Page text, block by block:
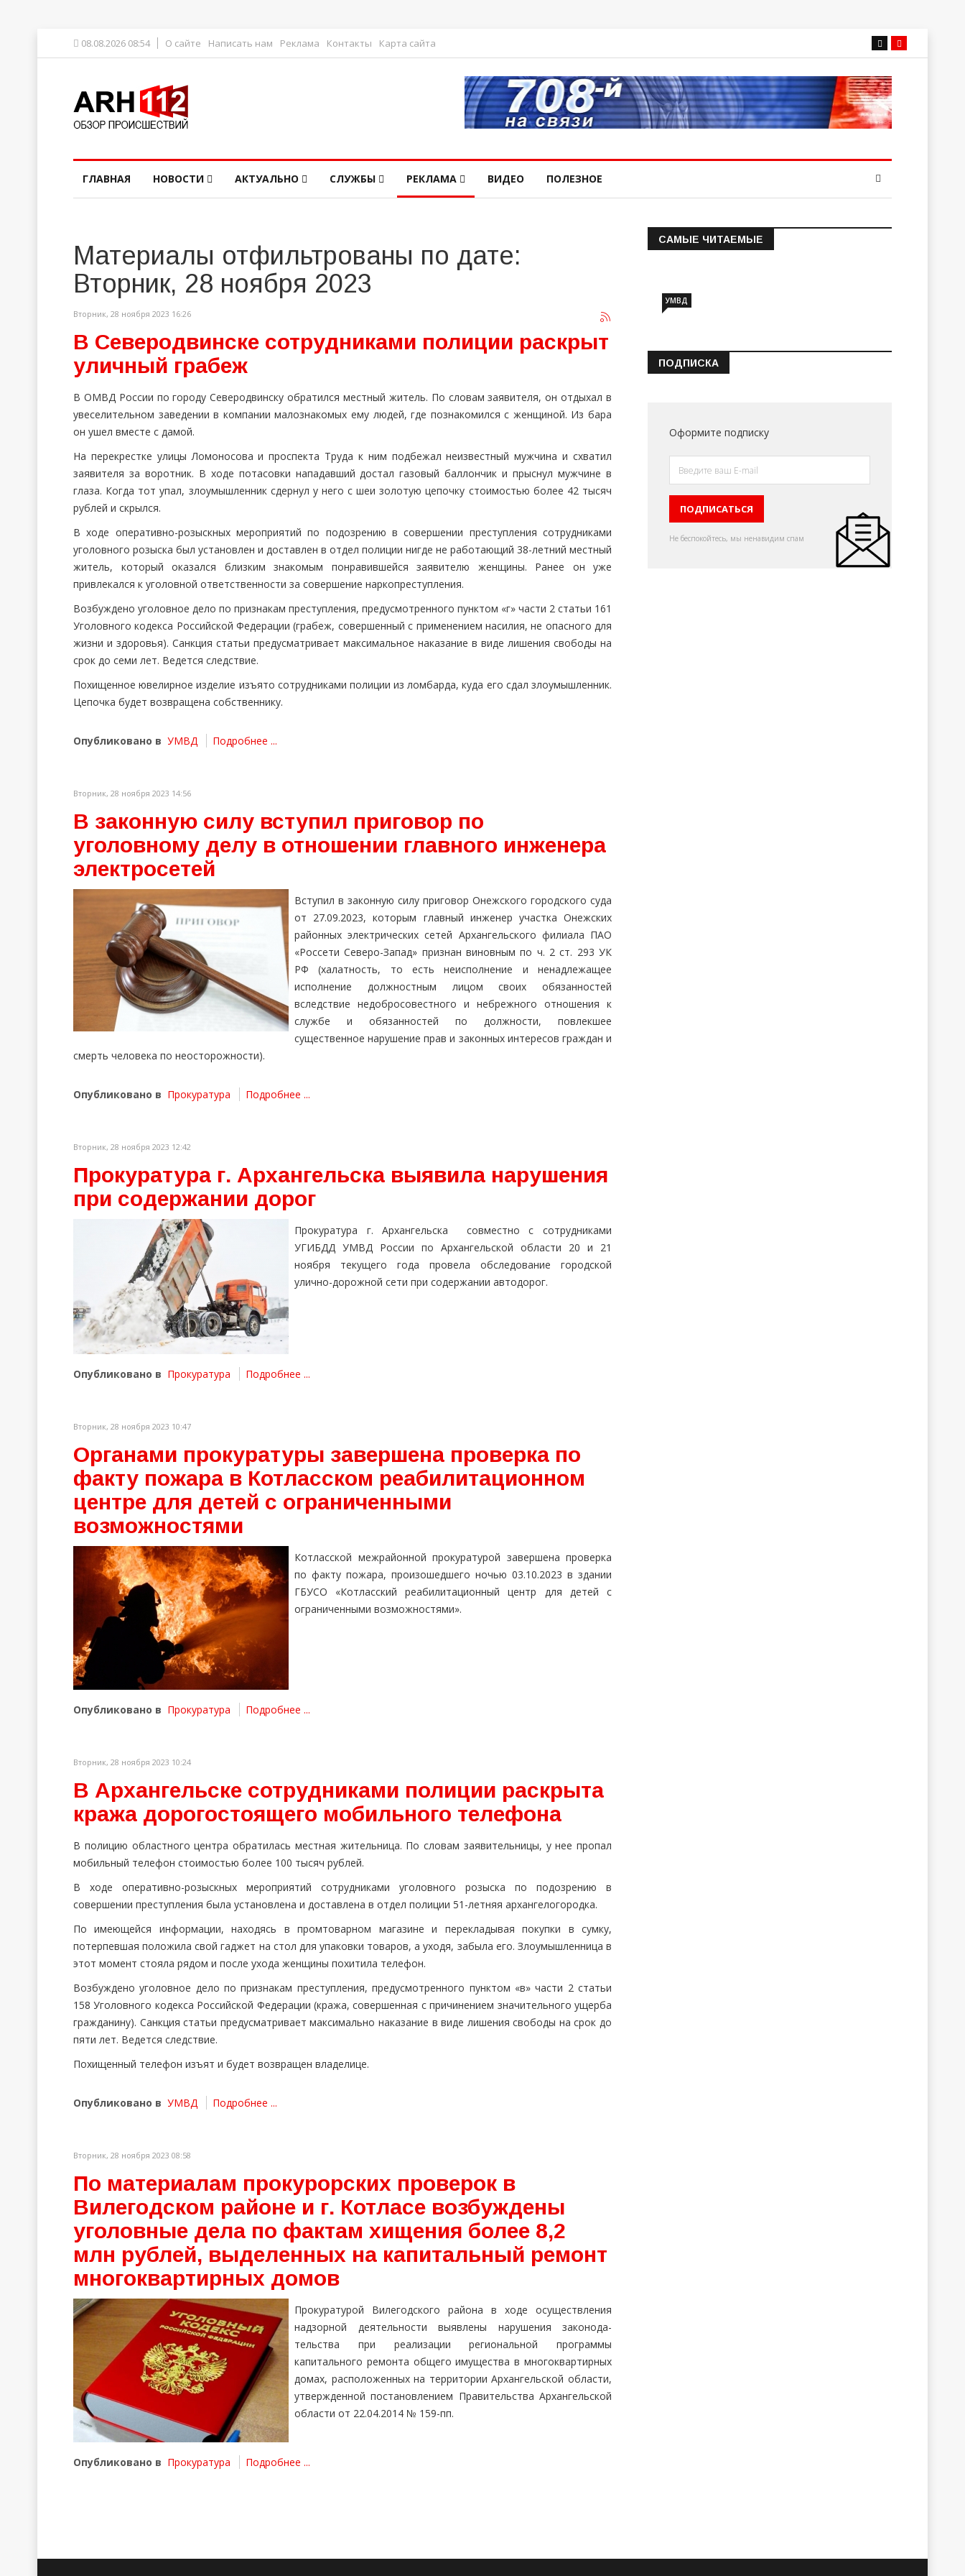
08.08.2026 08:54 О сайте Написать нам Реклама Контакты Карта сайта
ГЛАВНАЯ НОВОСТИ АКТУАЛЬНО СЛУЖБЫ РЕКЛАМА ВИДЕО ПОЛЕЗНОЕ
Материалы отфильтрованы по дате:
Вторник, 28 ноября 2023
Вторник, 28 ноября 2023 16:26
В Северодвинске сотрудниками полиции раскрыт
уличный грабеж
В ОМВД России по городу Северодвинску обратился местный житель. По словам заявителя, он отдыхал в
увеселительном заведении в компании малознакомых ему людей, где познакомился с женщиной. Из бара
он ушел вместе с дамой.
На перекрестке улицы Ломоносова и проспекта Труда к ним подбежал неизвестный мужчина и схватил
заявителя за воротник. В ходе потасовки нападавший достал газовый баллончик и прыснул мужчине в
глаза. Когда тот упал, злоумышленник сдернул у него с шеи золотую цепочку стоимостью более 42 тысяч
рублей и скрылся.
В ходе оперативно-розыскных мероприятий по подозрению в совершении преступления сотрудниками
уголовного розыска был установлен и доставлен в отдел полиции нигде не работающий 38-летний местный
житель, который оказался близким знакомым понравившейся заявителю женщины. Ранее он уже
привлекался к уголовной ответственности за совершение наркопреступления.
Возбуждено уголовное дело по признакам преступления, предусмотренного пунктом «г» части 2 статьи 161
Уголовного кодекса Российской Федерации (грабеж, совершенный с применением насилия, не опасного для
жизни и здоровья). Санкция статьи предусматривает максимальное наказание в виде лишения свободы на
срок до семи лет. Ведется следствие.
Похищенное ювелирное изделие изъято сотрудниками полиции из ломбарда, куда его сдал злоумышленник.
Цепочка будет возвращена собственнику.
Опубликовано в УМВД Подробнее ...
Вторник, 28 ноября 2023 14:56
В законную силу вступил приговор по
уголовному делу в отношении главного инженера
электросетей
Вступил в законную силу приговор Онежского городского суда
от 27.09.2023, которым главный инженер участка Онежских
районных электрических сетей Архангельского филиала ПАО
«Россети Северо-Запад» признан виновным по ч. 2 ст. 293 УК
РФ (халатность, то есть неисполнение и ненадлежащее
исполнение должностным лицом своих обязанностей
вследствие недобросовестного и небрежного отношения к
службе и обязанностей по должности, повлекшее
существенное нарушение прав и законных интересов граждан и
смерть человека по неосторожности).
Опубликовано в Прокуратура Подробнее ...
Вторник, 28 ноября 2023 12:42
Прокуратура г. Архангельска выявила нарушения
при содержании дорог
Прокуратура г. Архангельска совместно с сотрудниками
УГИБДД УМВД России по Архангельской области 20 и 21
ноября текущего года провела обследование городской
улично-дорожной сети при содержании автодорог.
Опубликовано в Прокуратура Подробнее ...
Вторник, 28 ноября 2023 10:47
Органами прокуратуры завершена проверка по
факту пожара в Котласском реабилитационном
центре для детей с ограниченными
возможностями
Котласской межрайонной прокуратурой завершена проверка
по факту пожара, произошедшего ночью 03.10.2023 в здании
ГБУСО «Котласский реабилитационный центр для детей с
ограниченными возможностями».
Опубликовано в Прокуратура Подробнее ...
Вторник, 28 ноября 2023 10:24
В Архангельске сотрудниками полиции раскрыта
кража дорогостоящего мобильного телефона
В полицию областного центра обратилась местная жительница. По словам заявительницы, у нее пропал
мобильный телефон стоимостью более 100 тысяч рублей.
В ходе оперативно-розыскных мероприятий сотрудниками уголовного розыска по подозрению в
совершении преступления была установлена и доставлена в отдел полиции 51-летняя архангелогородка.
По имеющейся информации, находясь в промтоварном магазине и перекладывая покупки в сумку,
потерпевшая положила свой гаджет на стол для упаковки товаров, а уходя, забыла его. Злоумышленница в
этот момент стояла рядом и после ухода женщины похитила телефон.
Возбуждено уголовное дело по признакам преступления, предусмотренного пунктом «в» части 2 статьи
158 Уголовного кодекса Российской Федерации (кража, совершенная с причинением значительного ущерба
гражданину). Санкция статьи предусматривает максимально наказание в виде лишения свободы на срок до
пяти лет. Ведется следствие.
Похищенный телефон изъят и будет возвращен владелице.
Опубликовано в УМВД Подробнее ...
Вторник, 28 ноября 2023 08:58
По материалам прокурорских проверок в
Вилегодском районе и г. Котласе возбуждены
уголовные дела по фактам хищения более 8,2
млн рублей, выделенных на капитальный ремонт
многоквартирных домов
Прокуратурой Вилегодского района в ходе осуществления
надзорной деятельности выявлены нарушения законода­
тельства при реализации региональной программы
капитального ремонта общего имущества в многоквартирных
домах, расположенных на территории Архангельской области,
утвержденной постановлением Правительства Архангельской
области от 22.04.2014 № 159-пп.
Опубликовано в Прокуратура Подробнее ...
САМЫЕ ЧИТАЕМЫЕ
Информация о состоянии
УМВД
ПОДПИСКА
Оформите подписку
Не беспокойтесь, мы ненавидим спам